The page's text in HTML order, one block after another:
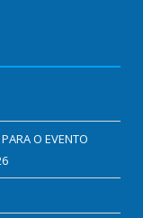
O EVENTO